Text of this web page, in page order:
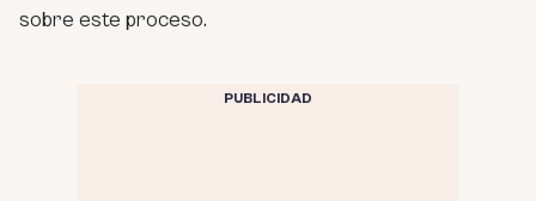
sobre este proceso.
PUBLICIDAD